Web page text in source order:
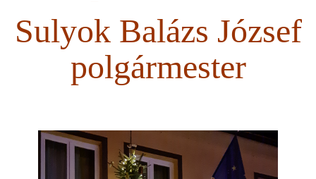
Sulyok Balázs József
polgármester